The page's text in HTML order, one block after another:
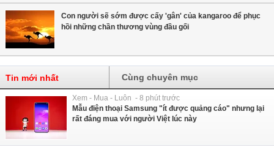
Con người sẽ sớm được cấy 'gân' của kangaroo để phục
hồi những chần thương vùng đầu gối
Tin mới nhất Cùng chuyên mục
Xem - Mua - Luôn - 8 phút trước
Mẫu điện thoại Samsung "ít được quảng cáo" nhưng lại
rất đáng mua với người Việt lúc này